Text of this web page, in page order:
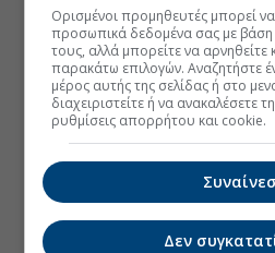
Ορισμένοι προμηθευτές μπορεί
προσωπικά δεδομένα σας με
τους, αλλά μπορείτε να αρνηθείτε
παρακάτω επιλογών. Αναζητήστε
μέρος αυτής της σελίδας ή στο
διαχειριστείτε ή να ανακαλέσετε
ρυθμίσεις απορρήτου και cookie.
Δεν